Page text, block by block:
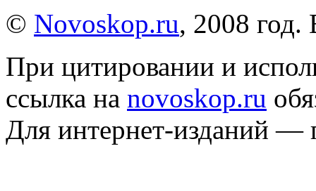
© Novoskop.ru, 2008
При цитировании и
ссылка на novoskop.ru
Для интернет-изданий —